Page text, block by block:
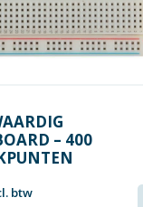
– 400
btw